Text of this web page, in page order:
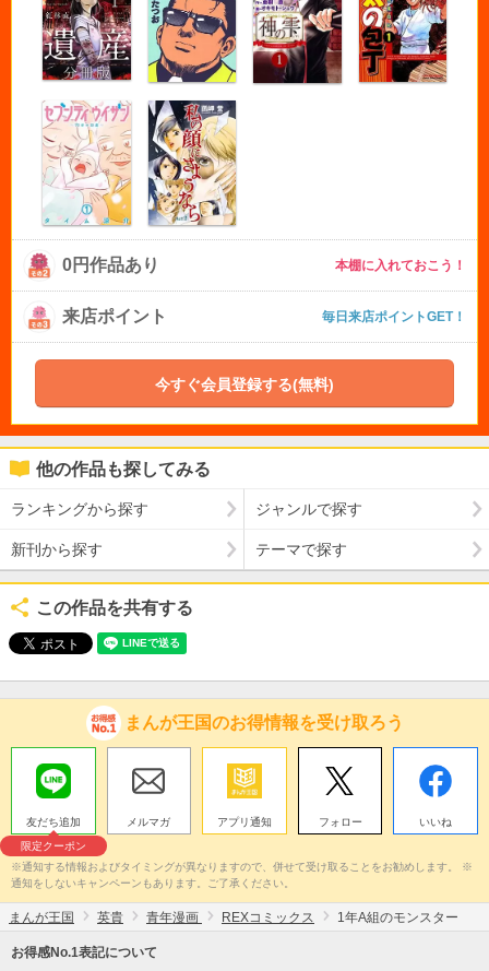
0円作品あり 本棚に入れておこう！
来店ポイント 毎日来店ポイントGET！
今すぐ会員登録する(無料)
他の作品も探してみる
ランキングから探す ジャンルで探す
新刊から探す テーマで探す
この作品を共有する
まんが王国のお得情報を受け取ろう
友だち追加
限定クーポン
メルマガ アプリ通知 フォロー いいね
※通知する情報およびタイミングが異なりますので、併せて受け取ることをお勧めします。 ※
通知をしないキャンペーンもあります。ご了承ください。
まんが王国 英貴 青年漫画 REXコミックス 1年A組のモンスター
お得感No.1表記について